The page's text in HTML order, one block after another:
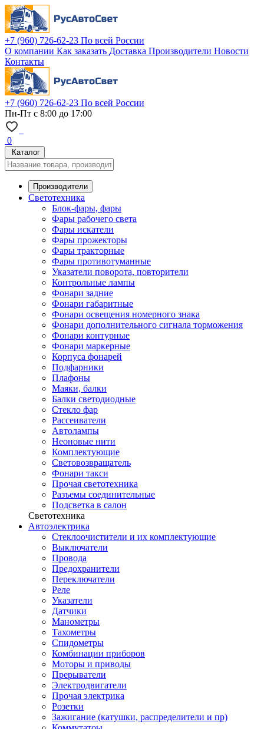
+7 (960) 726-62-23 По всей России
О компании Как заказать Доставка Производители Новости
Контакты
+7 (960) 726-62-23 По всей России
Пн-Пт с 8:00 до 17:00
0
Каталог
Производители
Светотехника
Блок-фары, фары
Фары рабочего света
Фары искатели
Фары прожекторы
Фары тракторные
Фары противотуманные
Указатели поворота, повторители
Контрольные лампы
Фонари задние
Фонари габаритные
Фонари освещения номерного знака
Фонари дополнительного сигнала торможения
Фонари контурные
Фонари маркерные
Корпуса фонарей
Подфарники
Плафоны
Маяки, балки
Балки светодиодные
Стекло фар
Рассеиватели
Автолампы
Неоновые нити
Комплектующие
Световозвращатель
Фонари такси
Прочая светотехника
Разъемы соединительные
Подсветка в салон
Светотехника
Автоэлектрика
Стеклоочистители и их комплектующие
Выключатели
Провода
Предохранители
Переключатели
Реле
Указатели
Датчики
Манометры
Тахометры
Спидометры
Комбинации приборов
Моторы и приводы
Прерыватели
Электродвигатели
Прочая электрика
Розетки
Зажигание (катушки, распределители и пр)